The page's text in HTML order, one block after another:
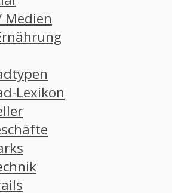
Lexikon